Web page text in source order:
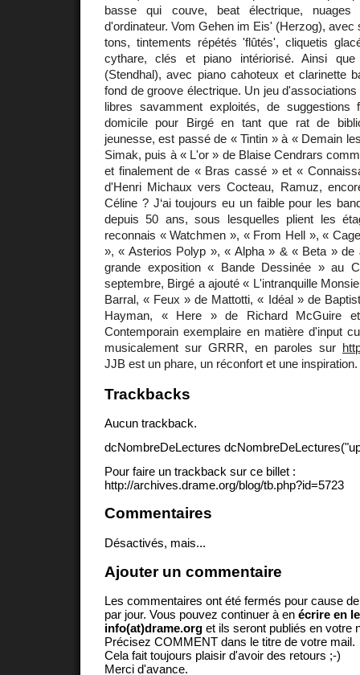
basse qui couve, beat électrique, nuages
d'ordinateur. Vom Gehen im Eis' (Herzog), avec
tons, tintements répétés 'flûtés', cliquetis
cythare, clés et piano intériorisé. Ainsi
(Stendhal), avec piano cahoteux et clarinette
fond de groove électrique. Un jeu
libres savamment exploités, de suggestions
domicile pour Birgé en tant que rat de
jeunesse, est passé de « Tintin » à « Demain
Simak, puis à « L'or » de Blaise Cendrars
et finalement de « Bras cassé » et «
d'Henri Michaux vers Cocteau, Ramuz,
Céline ? J‘ai toujours eu un faible pour les
depuis 50 ans, sous lesquelles plient les
reconnais « Watchmen », « From Hell », «
», « Asterios Polyp », « Alpha » & « Beta » de
grande exposition « Bande Dessinée » au
septembre, Birgé a ajouté « L'intranquille
Barral, « Feux » de Mattotti, « Idéal » de
Hayman, « Here » de Richard McGuire
Contemporain exemplaire en matière d'input
musicalement sur GRRR, en paroles sur
JJB est un phare, un réconfort et une inspiration.
Trackbacks
Aucun trackback.
dcNombreDeLectures
Pour faire un trackback sur ce billet :
http://archives.drame.org/blog/tb.php?id=5723
Commentaires
Désactivés, mais...
Ajouter un commentaire
Les commentaires ont été fermés pour cause
par jour. Vous pouvez continuer à en écrire en
info(at)drame.org et ils seront publiés en votre
Précisez COMMENT dans le titre de votre mail.
Cela fait toujours plaisir d'avoir des retours ;-)
Merci d'avance.